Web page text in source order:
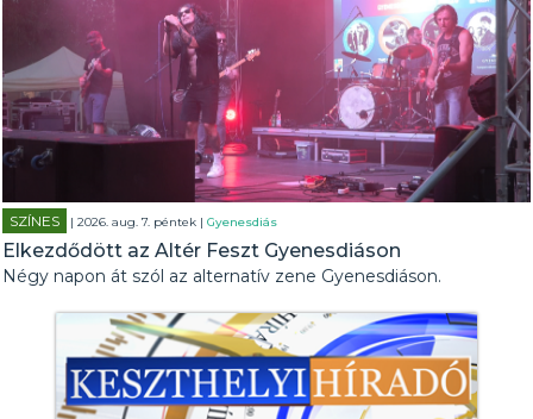
SZÍNES | 2026. aug. 7. péntek |Gyenesdiás
Elkezdődött az Altér Feszt Gyenesdiáson
Négy napon át szól az alternatív zene Gyenesdiáson.